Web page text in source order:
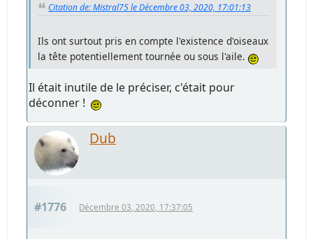
Citation de: Mistral75 le Décembre 03, 2020, 17:01:13
Ils ont surtout pris en compte l'existence d'oiseaux
la tête potentiellement tournée ou sous l'aile.
Il était inutile de le préciser, c'était pour
déconner !
Dub
#1776 Décembre 03, 2020, 17:37:05